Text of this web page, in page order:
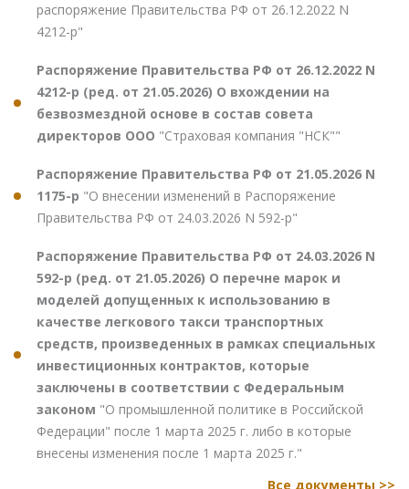
распоряжение Правительства РФ от 26.12.2022 N
4212-р"
Распоряжение Правительства РФ от 26.12.2022 N
4212-р (ред. от 21.05.2026) О вхождении на
безвозмездной основе в состав совета
директоров ООО "Страховая компания "НСК""
Распоряжение Правительства РФ от 21.05.2026 N
1175-р "О внесении изменений в Распоряжение
Правительства РФ от 24.03.2026 N 592-р"
Распоряжение Правительства РФ от 24.03.2026 N
592-р (ред. от 21.05.2026) О перечне марок и
моделей допущенных к использованию в
качестве легкового такси транспортных
средств, произведенных в рамках специальных
инвестиционных контрактов, которые
заключены в соответствии с Федеральным
законом "О промышленной политике в Российской
Федерации" после 1 марта 2025 г. либо в которые
внесены изменения после 1 марта 2025 г."
Все документы >>